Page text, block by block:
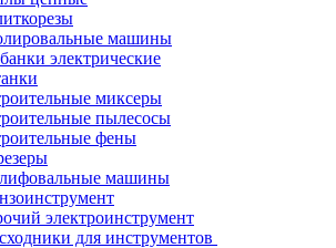
машины
электрические
миксеры
пылесосы
фены
машины
электроинструмент
для инструментов